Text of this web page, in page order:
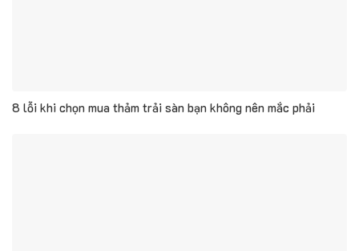
8 lỗi khi chọn mua thảm trải sàn bạn không nên mắc phải